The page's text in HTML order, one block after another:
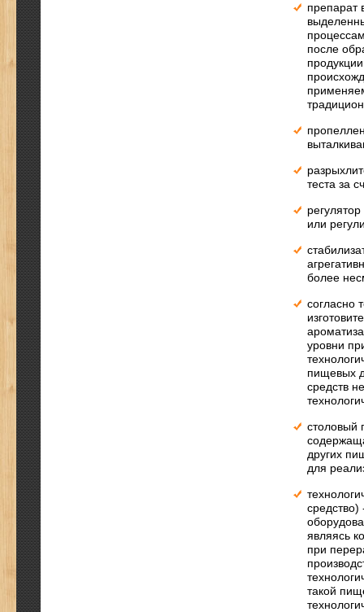
препарат
после
теста за
или
более
согласно
уровни
пищевых
средств
столовый
других
для
являясь
при
такой